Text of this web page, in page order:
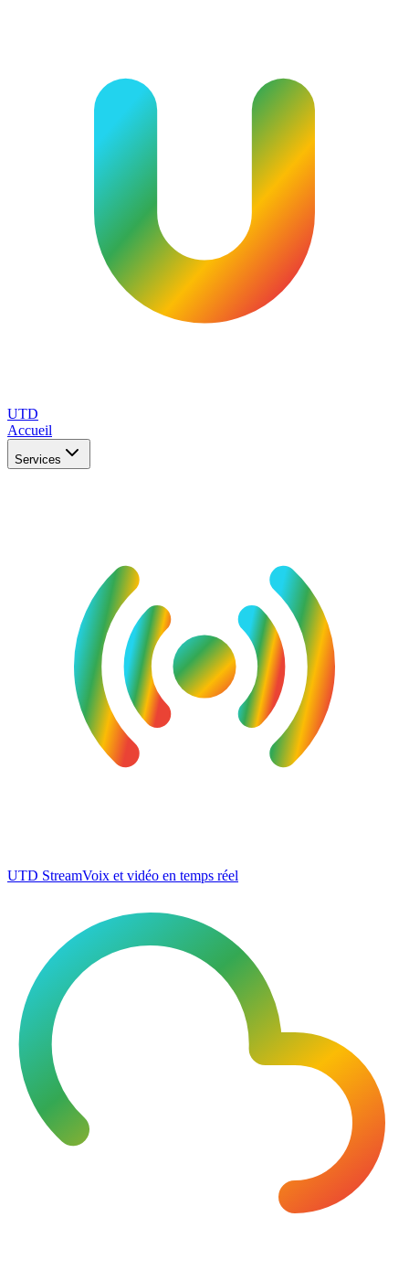
UTD
Accueil
Services
UTD StreamVoix et vidéo en temps réel